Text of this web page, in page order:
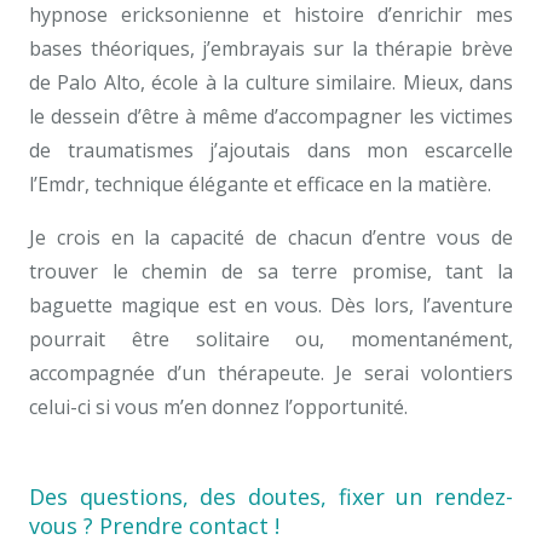
hypnose ericksonienne et histoire d’enrichir mes
bases théoriques, j’embrayais sur la thérapie brève
de Palo Alto, école à la culture similaire. Mieux, dans
le dessein d’être à même d’accompagner les victimes
de traumatismes j’ajoutais dans mon escarcelle
l’Emdr, technique élégante et efficace en la matière.
Je crois en la capacité de chacun d’entre vous de
trouver le chemin de sa terre promise, tant la
baguette magique est en vous. Dès lors, l’aventure
pourrait être solitaire ou, momentanément,
accompagnée d’un thérapeute. Je serai volontiers
celui-ci si vous m’en donnez l’opportunité.
Des questions, des doutes, fixer un rendez-
vous ? Prendre contact !